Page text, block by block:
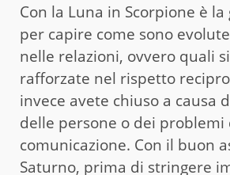
Con la Luna in Scorpione è
per capire come sono
nelle relazioni, ovvero quali
rafforzate nel rispetto
invece avete chiuso a causa
delle persone o dei problemi
comunicazione. Con il buon
Saturno, prima di stringere